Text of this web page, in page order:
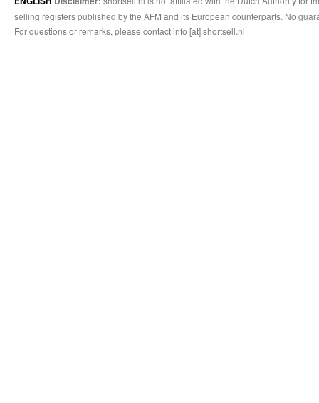
selling registers published by the AFM and its European counterparts. No
For questions or remarks, please contact info [at] shortsell.nl